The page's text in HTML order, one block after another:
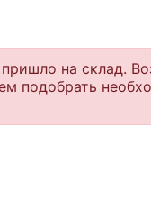
на склад.
подобрать